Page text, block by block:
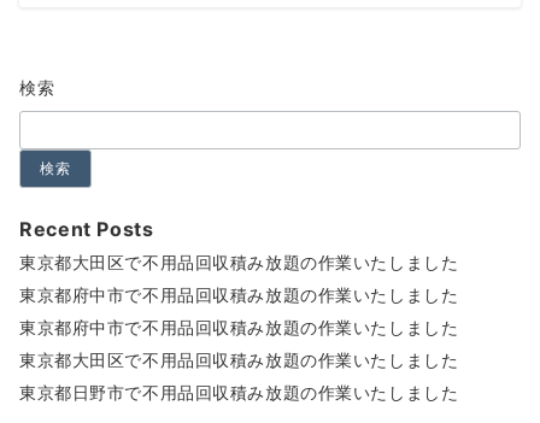
検索
検索
Recent Posts
東京都大田区で不用品回収積み放題の作業いたしました
東京都府中市で不用品回収積み放題の作業いたしました
東京都府中市で不用品回収積み放題の作業いたしました
東京都大田区で不用品回収積み放題の作業いたしました
東京都日野市で不用品回収積み放題の作業いたしました